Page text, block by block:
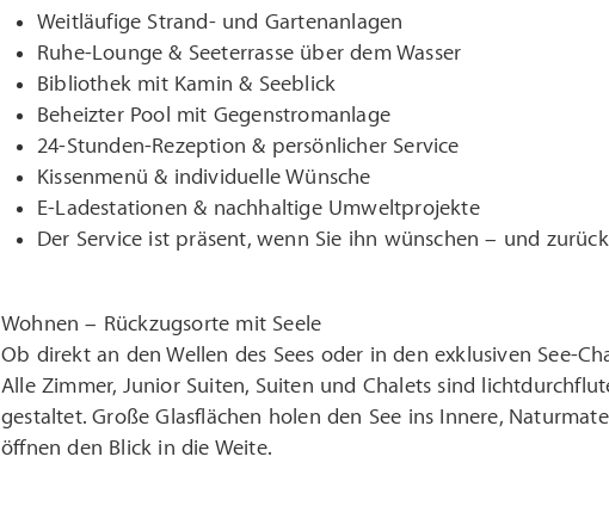
Weitläufige Strand- und Gartenanlagen
Ruhe-Lounge & Seeterrasse über dem Wasser
Bibliothek mit Kamin & Seeblick
Beheizter Pool mit Gegenstromanlage
24-Stunden-Rezeption & persönlicher Service
Kissenmenü & individuelle Wünsche
E-Ladestationen & nachhaltige Umweltprojekte
Der Service ist präsent, wenn Sie ihn wünschen – und
Wohnen – Rückzugsorte mit Seele
Ob direkt an den Wellen des Sees oder in den exklusiven See-
Alle Zimmer, Junior Suiten, Suiten und Chalets sind
gestaltet. Große Glasflächen holen den See ins Innere,
öffnen den Blick in die Weite.